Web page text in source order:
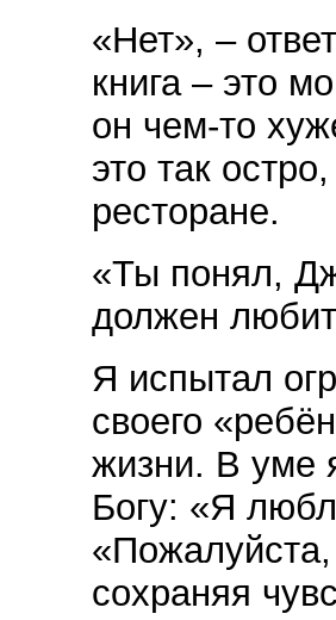
«Нет», –
книга – это
он чем-то
это так
ресторане.
«Ты понял,
должен
Я испытал
своего
жизни. В уме
Богу: «Я
сохраняя